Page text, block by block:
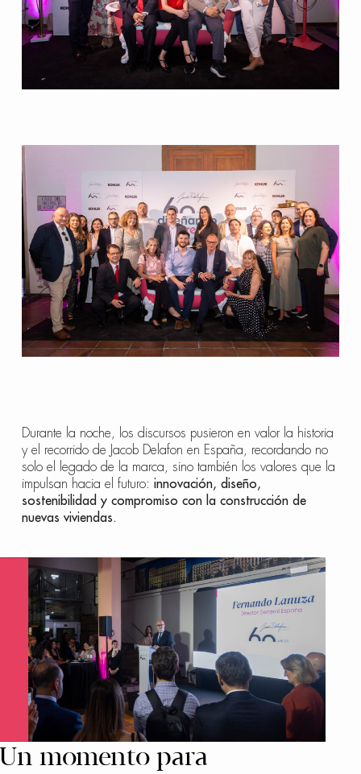
Durante la noche, los discursos pusieron en valor la historia
y el recorrido de Jacob Delafon en España, recordando no
solo el legado de la marca, sino también los valores que la
impulsan hacia el futuro: innovación, diseño,
sostenibilidad y compromiso con la construcción de
nuevas viviendas.
momento para